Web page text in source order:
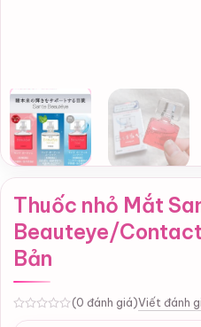
Thuốc nhỏ Mắt
Beauteye/
Bản
(0 đánh giá)Viết đánh